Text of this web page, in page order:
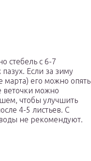
стебель с 6-7
Если за зиму
марта) его можно опять
веточки можно
чтобы улучшить
4-5 листьев. С
не рекомендуют.